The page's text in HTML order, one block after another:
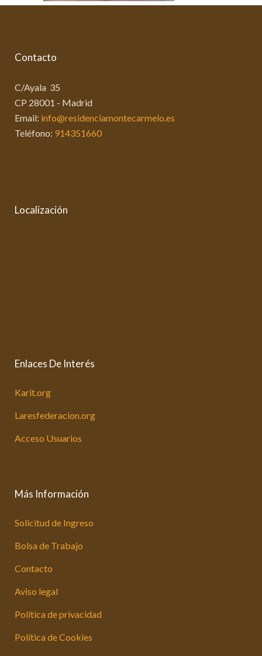
Contacto
C/Ayala 35
CP 28001 - Madrid
Email: info@residenciamontecarmelo.es
Teléfono: 914351660
Localización
Enlaces De Interés
Karit.org
Laresfederacion.org
Acceso Usuarios
Más Información
Solicitud de Ingreso
Bolsa de Trabajo
Contacto
Aviso legal
Política de privacidad
Política de Cookies